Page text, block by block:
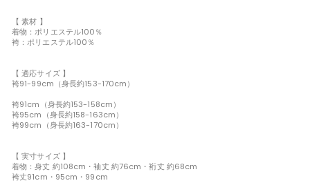
【 素材 】
着物：ポリエステル100％
袴：ポリエステル100％
【 適応サイズ 】
袴91-99cm（身長約153-170cm）
袴91cm（身長約153-158cm）
袴95cm（身長約158-163cm）
袴99cm（身長約163-170cm）
【 実寸サイズ 】
着物：身丈 約108cm・袖丈 約76cm・裄丈 約68cm
袴丈91cm・95cm・99cm